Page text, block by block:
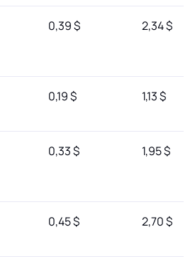
0,39 $ 2,34 $
0,19 $ 1,13 $
0,33 $ 1,95 $
0,45 $ 2,70 $